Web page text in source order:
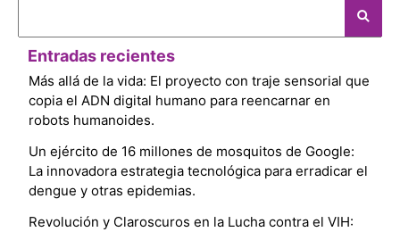
Entradas recientes
Más allá de la vida: El proyecto con traje sensorial que
copia el ADN digital humano para reencarnar en
robots humanoides.
Un ejército de 16 millones de mosquitos de Google:
La innovadora estrategia tecnológica para erradicar el
dengue y otras epidemias.
Revolución y Claroscuros en la Lucha contra el VIH: